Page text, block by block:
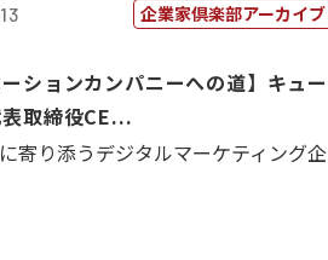
企業家倶楽部アーカイブ
ーションカンパニーへの道】キュー
取締役CE...
寄り添うデジタルマーケティング企